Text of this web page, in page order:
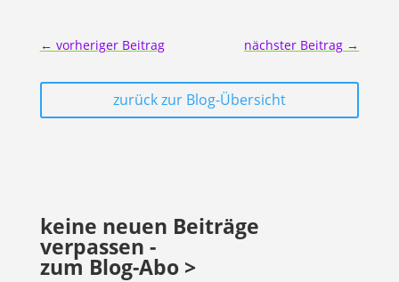
← vorheriger Beitrag nächster Beitrag →
zurück zur Blog-Übersicht
keine neuen Beiträge
verpassen -
zum Blog-Abo >